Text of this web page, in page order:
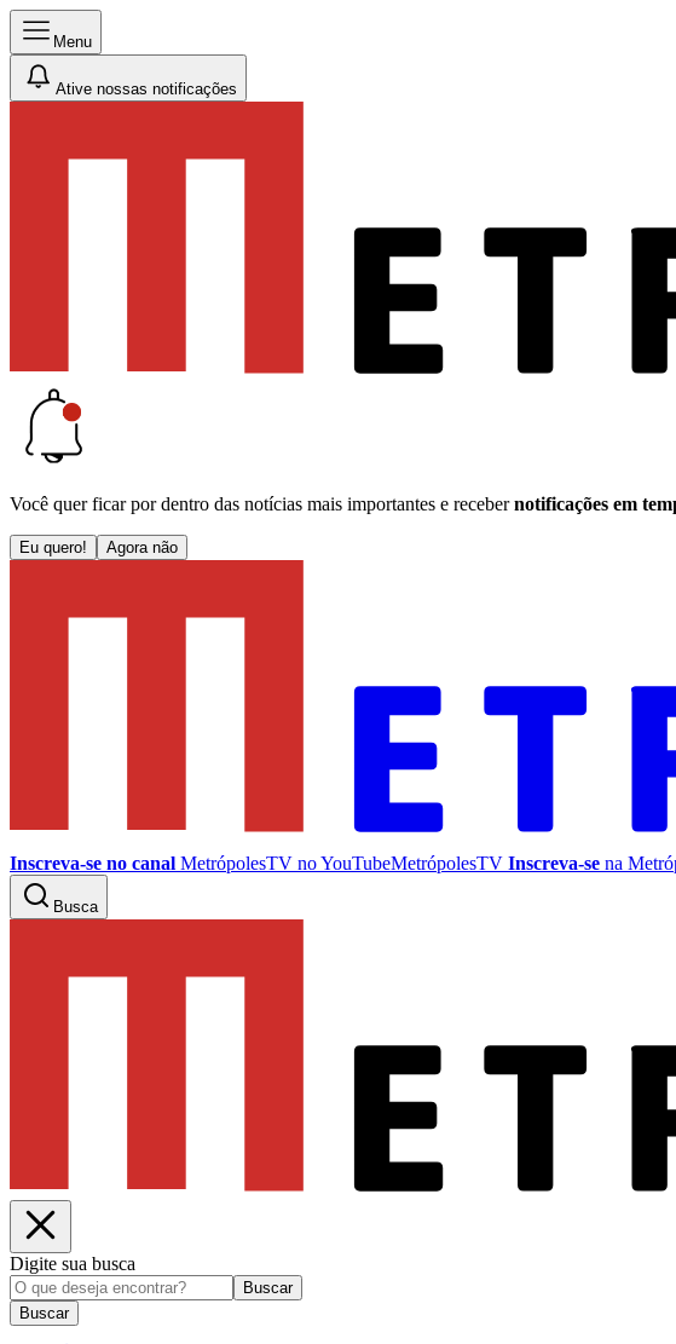
Menu
Ative nossas notificações
Você quer ficar por dentro das notícias mais importantes e receber notificações em
Eu quero! Agora não
Inscreva-se no canal MetrópolesTV noYouTubeMetrópolesTV Inscreva-se na
Busca
Digite sua busca
Buscar
Buscar